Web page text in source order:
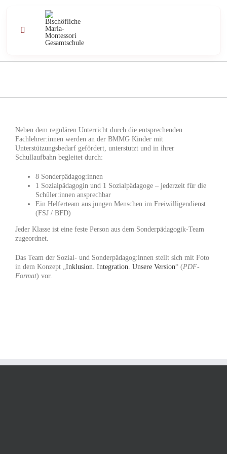
Toggle
Navigation
Schule
Unterricht
Angebote
Kontakt
Aktuell
Neben dem regulären Unterricht durch die entsprechenden
Fachlehrer:innen werden an der BMMG Kinder mit
Unterstützungsbedarf gefördert, unterstützt und in ihrer
Schullaufbahn begleitet durch:
8 Sonderpädagog:innen
1 Sozialpädagogin und 1 Sozialpädagoge – jederzeit für die
Schüler:innen ansprechbar
Ein Helferteam aus jungen Menschen im Freiwilligendienst
(FSJ / BFD)
Jeder Klasse ist eine feste Person aus dem Sonderpädagogik-Team
zugeordnet.
Das Team der Sozial- und Sonderpädagog:innen stellt sich mit Foto
in dem Konzept „Inklusion. Integration. Unsere Version“ (PDF-
Format) vor.